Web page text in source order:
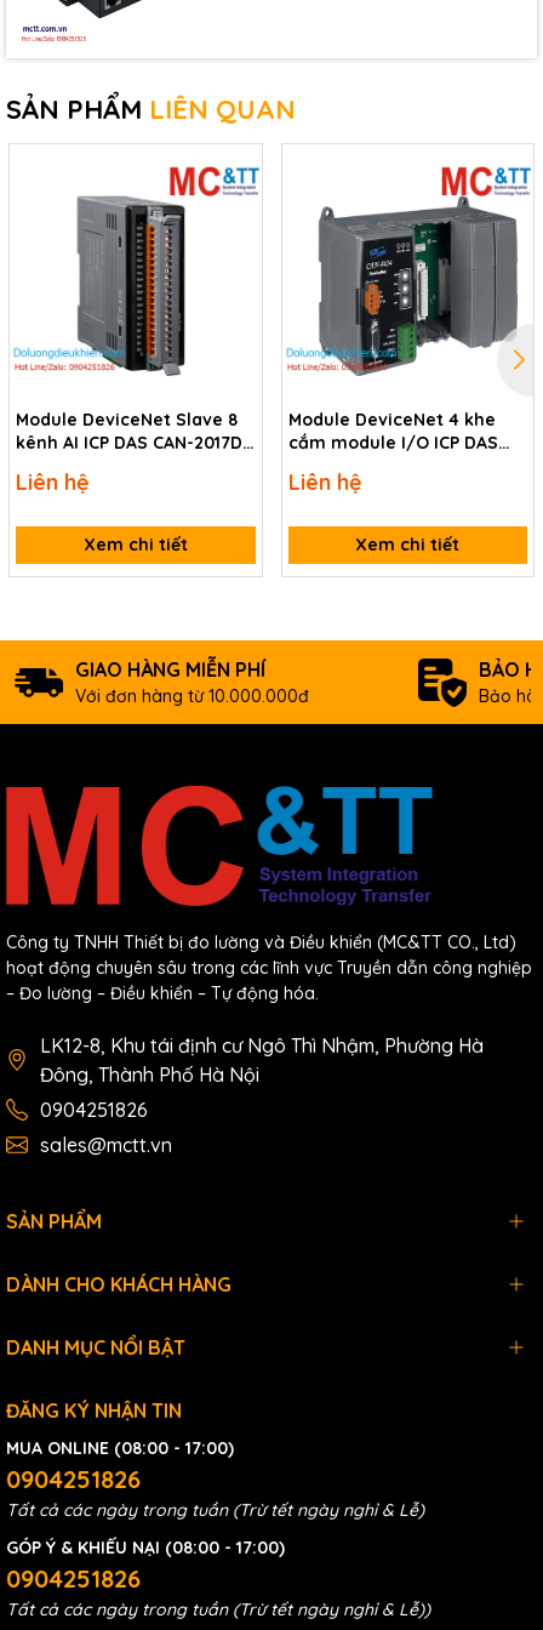
Consumption
Dimensions (mm)
32.3 x 99 x 77.5 ( W x L x H )
Environmental
Operating Temperature
Storage Temperature
-30 ~ +80 ℃
Humidity
10 ~ 90% RH, Non-condensing
Data sheet
Documents
CAN-
DeviceNet Slave Module of 16-channel
SẢN PHẨM LIÊN QUAN
Module DeviceNet Slave 8
kênh AI ICP DAS CAN-2017D
Liên hệ
Xem chi tiết
Module DeviceNet 4 khe
cắm module I/O ICP DAS
Liên hệ
Xem chi tiết
GIAO HÀNG MIỄN PHÍ
Với đơn hàng từ 10.000.000đ
BẢO
Bảo
Công ty TNHH Thiết bị đo lường và Điều khiển (MC&TT CO., Ltd)
hoạt động chuyên sâu trong các lĩnh vực Truyền dẫn công nghiệp
– Đo lường – Điều khiển – Tự động hóa.
LK12-8, Khu tái định cư Ngô Thì Nhậm, Phường Hà
Đông, Thành Phố Hà Nội
0904251826
sales@mctt.vn
SẢN PHẨM
DÀNH CHO KHÁCH HÀNG
DANH MỤC NỔI BẬT
ĐĂNG KÝ NHẬN TIN
MUA ONLINE (08:00 - 17:00)
0904251826
Tất cả các ngày trong tuần (Trừ tết ngày nghỉ & Lễ)
GÓP Ý & KHIẾU NẠI (08:00 - 17:00)
0904251826
Tất cả các ngày trong tuần (Trừ tết ngày nghỉ & Lễ))